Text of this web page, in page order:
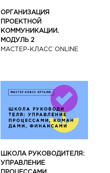
ОРГАНИЗАЦИЯ
ПРОЕКТНОЙ
КОММУНИКАЦИИ.
МОДУЛЬ 2
МАСТЕР-КЛАСС ONLINE
ШКОЛА РУКОВОДИТЕЛЯ:
УПРАВЛЕНИЕ